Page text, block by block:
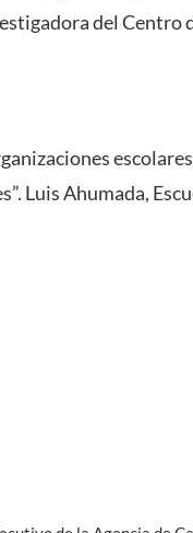
del Centro
Luis Ahumada,